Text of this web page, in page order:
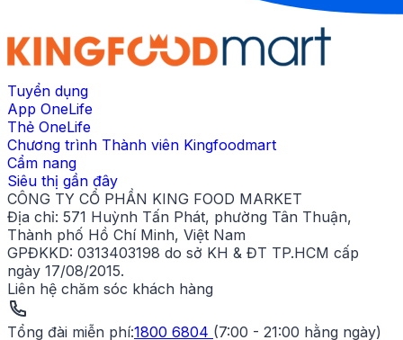
Tuyển dụng
App OneLife
Thẻ OneLife
Chương trình Thành viên Kingfoodmart
Cẩm nang
Siêu thị gần đây
CÔNG TY CỔ PHẦN KING FOOD MARKET
Địa chỉ: 571 Huỳnh Tấn Phát, phường Tân Thuận,
Thành phố Hồ Chí Minh, Việt Nam
GPĐKKD: 0313403198 do sở KH & ĐT TP.HCM cấp
ngày 17/08/2015.
Liên hệ chăm sóc khách hàng
Tổng đài miễn phí:1800 6804 (7:00 - 21:00 hằng ngày)